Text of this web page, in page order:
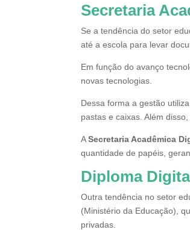
Secretaria
Se a tendência do setor
até a escola para levar
Em função do avanço
novas tecnologias.
Dessa forma a gestão
pastas e caixas. Além
ASecretaria Acadêmica
quantidade de papéis,
Diploma
Outra tendência no setor
(Ministério da Educação),
privadas.